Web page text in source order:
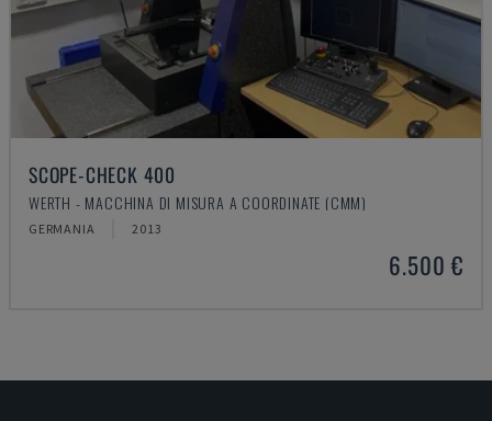
SCOPE-CHECK 400
WERTH - MACCHINA DI MISURA A COORDINATE (CMM)
GERMANIA 2013
6.500 €